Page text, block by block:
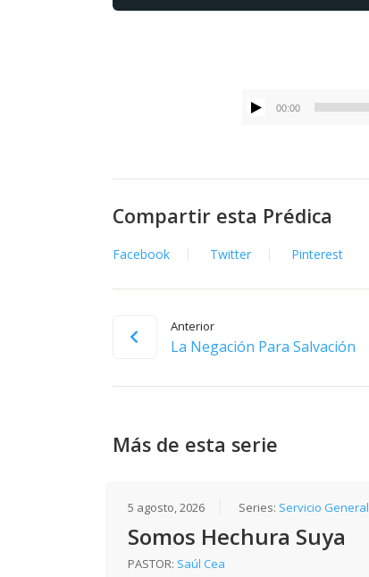
00:00
Compartir esta Prédica
Facebook Twitter Pinterest
Anterior
La Negación Para Salvación
Más de esta serie
5 agosto, 2026 Series: Servicio General
Somos Hechura Suya
PASTOR: Saúl Cea